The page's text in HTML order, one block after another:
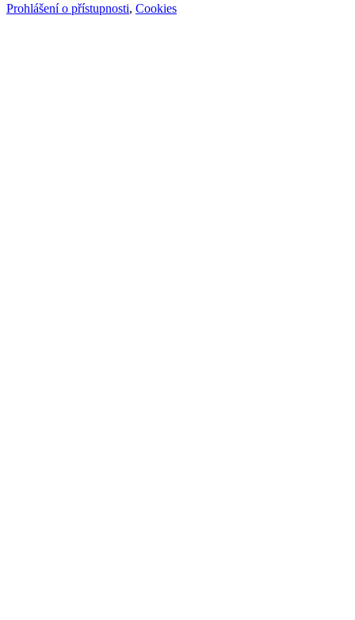
Prohlášení o přístupnosti, Cookies